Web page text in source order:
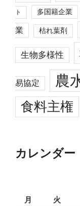
ト 多国籍企業
業 枯れ葉剤
生物多様性
易協定 農
食料主権
カレンダー
月
火